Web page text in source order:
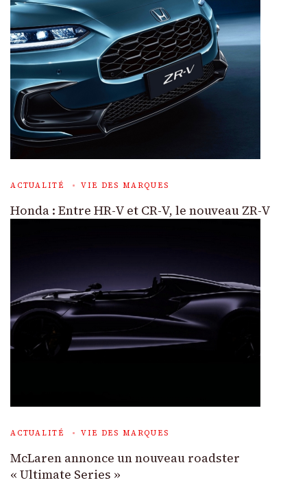
ACTUALITÉ VIE DES MARQUES
Honda : Entre HR-V et CR-V, le nouveau ZR-V
ACTUALITÉ VIE DES MARQUES
McLaren annonce un nouveau roadster
« Ultimate Series »